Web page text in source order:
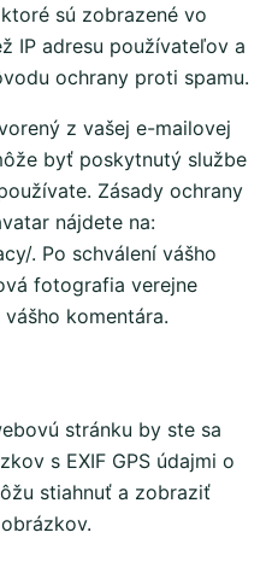
sú zobrazené vo
IP adresu používateľov a
ochrany proti spamu.
z vašej e-mailovej
byť poskytnutý službe
Zásady ochrany
nájdete na:
. Po schválení vášho
fotografia verejne
komentára.
stránku by ste sa
s EXIF GPS údajmi o
stiahnuť a zobraziť